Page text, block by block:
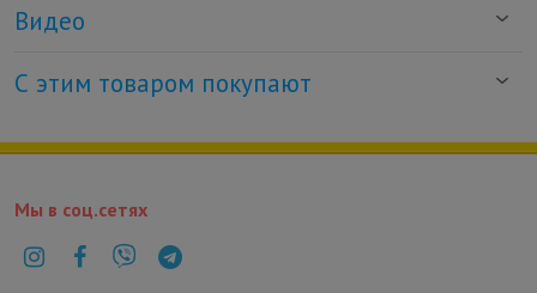
Видео
С этим товаром покупают
Мы в соц.сетях